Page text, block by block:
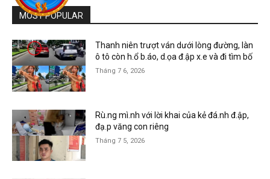
MOST POPULAR
Thanh niên trượt ván dưới lòng đường, làn
ô tô còn h.ổ b.áo, d.ọa đ.ập x.e và đi tìm bố
Tháng 7 6, 2026
Rù.ng mì.nh với lời khai của kẻ đá.nh đ.ập,
đạ.p văng con riêng
Tháng 7 5, 2026